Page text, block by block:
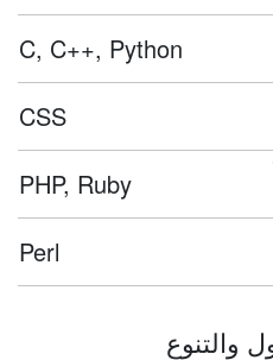
C, C++, Python
CSS
PHP, Ruby
Perl